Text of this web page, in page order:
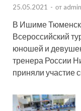
25.05.2021 - от admin
В Ишиме
Всероссийский
юношей и
тренера России
приняли участие